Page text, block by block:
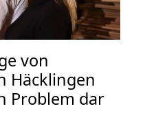
von
Häcklingen
Problem dar